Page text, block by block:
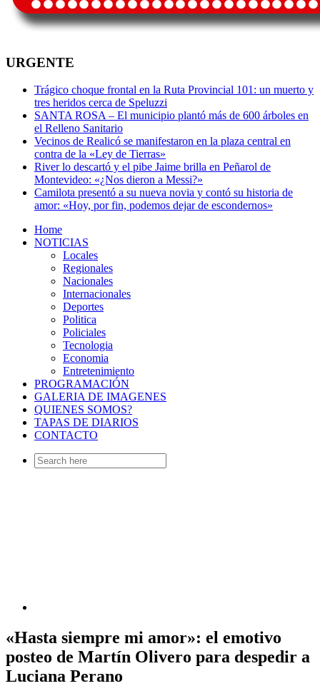
URGENTE
Trágico choque frontal en la Ruta Provincial 101: un muerto y
tres heridos cerca de Speluzzi
SANTA ROSA – El municipio plantó más de 600 árboles en
el Relleno Sanitario
Vecinos de Realicó se manifestaron en la plaza central en
contra de la «Ley de Tierras»
River lo descartó y el pibe Jaime brilla en Peñarol de
Montevideo: «¿Nos dieron a Messi?»
Camilota presentó a su nueva novia y contó su historia de
amor: «Hoy, por fin, podemos dejar de escondernos»
Home
NOTICIAS
Locales
Regionales
Nacionales
Internacionales
Deportes
Politica
Policiales
Tecnologia
Economia
Entretenimiento
PROGRAMACIÓN
GALERIA DE IMAGENES
QUIENES SOMOS?
TAPAS DE DIARIOS
CONTACTO
Search
for:
«Hasta siempre mi amor»: el emotivo
posteo de Martín Olivero para despedir a
Luciana Perano